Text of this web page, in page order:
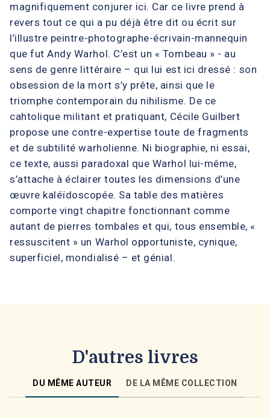
magnifiquement conjurer ici. Car ce livre prend à
revers tout ce qui a pu déjà être dit ou écrit sur
l’illustre peintre-photographe-écrivain-mannequin
que fut Andy Warhol. C’est un « Tombeau » - au
sens de genre littéraire – qui lui est ici dressé : son
obsession de la mort s’y prête, ainsi que le
triomphe contemporain du nihilisme. De ce
cahtolique militant et pratiquant, Cécile Guilbert
propose une contre-expertise toute de fragments
et de subtilité warholienne. Ni biographie, ni essai,
ce texte, aussi paradoxal que Warhol lui-même,
s’attache à éclairer toutes les dimensions d’une
œuvre kaléïdoscopée. Sa table des matières
comporte vingt chapitre fonctionnant comme
autant de pierres tombales et qui, tous ensemble, «
ressuscitent » un Warhol opportuniste, cynique,
superficiel, mondialisé – et génial.
D'autres livres
DU MÊME AUTEUR DE LA MÊME COLLECTION